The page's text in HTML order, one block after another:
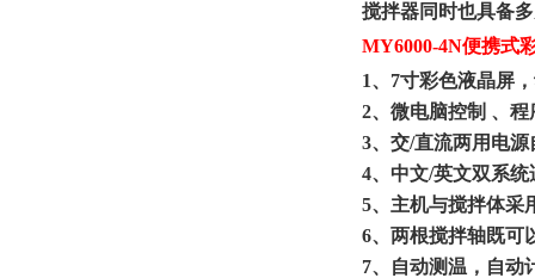
搅拌器同时也具备
MY6000-4N便携式
1、7寸彩色液晶屏 ，
2、微电脑控制 、
3、交/直流两用电
4、中文/英文双系
5、主机与搅拌体采
6、 两根搅拌轴既可
7、自动测温，自动